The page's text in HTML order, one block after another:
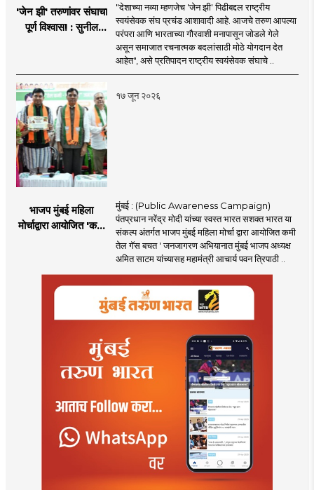
'जेन झी' तरुणांवर संघाचा
पूर्ण विश्वास! : सुनील
"देशाच्या नव्या म्हणजेच 'जेन झी' पिढीबद्दल राष्ट्रीय
स्वयंसेवक संघ प्रचंड आशावादी आहे. आजचे तरुण आपल्या
परंपरा आणि भारताच्या गौरवाशी मनापासून जोडले गेले
असून समाजात रचनात्मक बदलांसाठी मोठे योगदान देत
आहेत", असे प्रतिपादन राष्ट्रीय स्वयंसेवक संघाचे ..
१७ जून २०२६
भाजप मुंबई महिला
मोर्चाद्वारा आयोजित 'कमी
मुंबई : (Public Awareness Campaign)
पंतप्रधान नरेंद्र मोदी यांच्या स्वस्त भारत सशक्त भारत या
संकल्प अंतर्गत भाजप मुंबई महिला मोर्चा द्वारा आयोजित कमी
तेल गॅस बचत ' जनजागरण अभियानात मुंबई भाजप अध्यक्ष
अमित साटम यांच्यासह महामंत्री आचार्य पवन त्रिपाठी ..